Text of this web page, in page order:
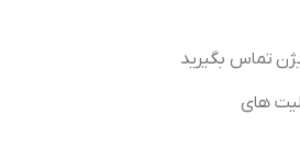
تماس بگیرید
های